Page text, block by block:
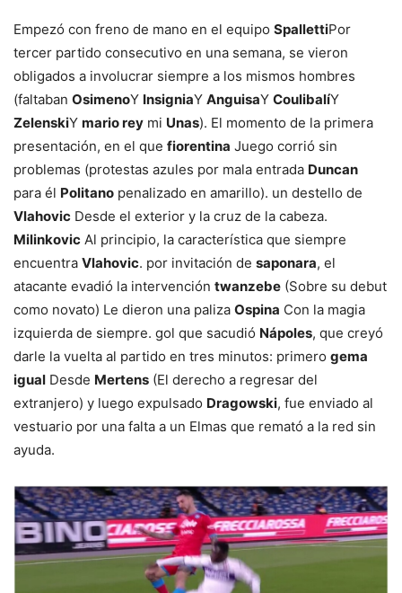
Empezó con freno de mano en el equipo SpallettiPor
tercer partido consecutivo en una semana, se vieron
obligados a involucrar siempre a los mismos hombres
(faltaban OsimenoY InsigniaY AnguisaY CoulibalíY
ZelenskiY mario rey mi Unas). El momento de la primera
presentación, en el que fiorentina Juego corrió sin
problemas (protestas azules por mala entrada Duncan
para él Politano penalizado en amarillo). un destello de
Vlahovic Desde el exterior y la cruz de la cabeza.
Milinkovic Al principio, la característica que siempre
encuentra Vlahovic. por invitación de saponara, el
atacante evadió la intervención twanzebe (Sobre su debut
como novato) Le dieron una paliza Ospina Con la magia
izquierda de siempre. gol que sacudió Nápoles, que creyó
darle la vuelta al partido en tres minutos: primero gema
igual Desde Mertens (El derecho a regresar del
extranjero) y luego expulsado Dragowski, fue enviado al
vestuario por una falta a un Elmas que remató a la red sin
ayuda.